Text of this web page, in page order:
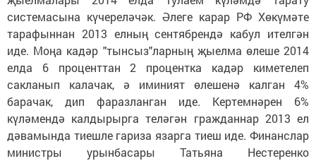
системасына күчереләчәк. Әлеге карар РФ Хөкүмәте
тарафыннан 2013 елның сентябрендә кабул ителгән
иде. Моңа кадәр "тынсыз"ларның җыелма өлеше 2014
елда 6 проценттан 2 процентка кадәр киметелеп
сакланып калачак, ә иминият өлешенә калган 4%
барачак, дип фаразланган иде. Кертемнәрен 6%
күләмендә калдырырга теләгән гражданнар 2013 ел
дәвамында тиешле гариза язарга тиеш иде. Финанслар
министры урынбасары Татьяна Нестеренко